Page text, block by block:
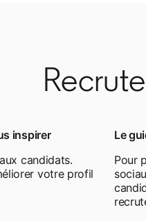
inspirer
candidats.
votre profil
Le
Pour